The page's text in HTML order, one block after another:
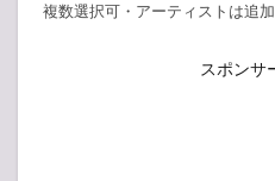
複数選択可・アーティストは追
スポンサ